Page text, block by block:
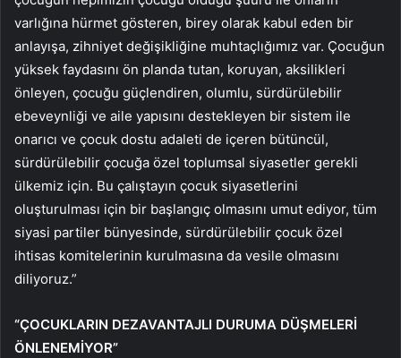
varlığına hürmet gösteren, birey olarak kabul eden bir
anlayışa, zihniyet değişikliğine muhtaçlığımız var. Çocuğun
yüksek faydasını ön planda tutan, koruyan, aksilikleri
önleyen, çocuğu güçlendiren, olumlu, sürdürülebilir
ebeveynliği ve aile yapısını destekleyen bir sistem ile
onarıcı ve çocuk dostu adaleti de içeren bütüncül,
sürdürülebilir çocuğa özel toplumsal siyasetler gerekli
ülkemiz için. Bu çalıştayın çocuk siyasetlerini
oluşturulması için bir başlangıç olmasını umut ediyor, tüm
siyasi partiler bünyesinde, sürdürülebilir çocuk özel
ihtisas komitelerinin kurulmasına da vesile olmasını
diliyoruz.”
“ÇOCUKLARIN DEZAVANTAJLI DURUMA DÜŞMELERİ
ÖNLENEMİYOR”